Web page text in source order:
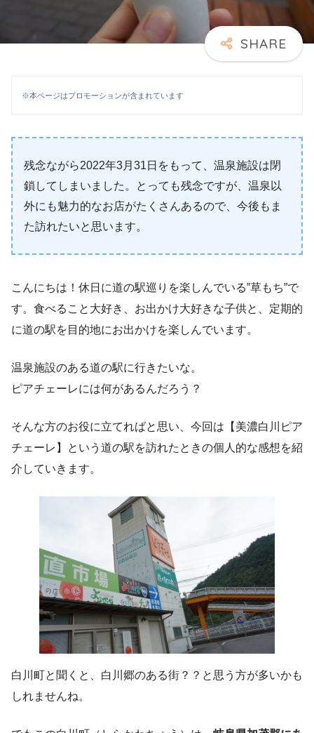
※本ページはプロモーションが含まれています
残念ながら2022年3月31日をもって、温泉施設は閉
鎖してしまいました。とっても残念ですが、温泉以
外にも魅力的なお店がたくさんあるので、今後もま
た訪れたいと思います。
こんにちは！休日に道の駅巡りを楽しんでいる‟草もち”で
す。食べること大好き、お出かけ大好きな子供と、定期的
に道の駅を目的地にお出かけを楽しんでいます。
温泉施設のある道の駅に行きたいな。
ピアチェーレには何があるんだろう？
そんな方のお役に立てればと思い、今回は【美濃白川ピア
チェーレ】という道の駅を訪れたときの個人的な感想を紹
介していきます。
白川町と聞くと、白川郷のある街？？と思う方が多いかも
しれませんね。